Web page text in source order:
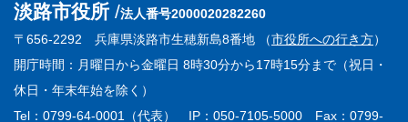
淡路市役所
法人番号2000020282260
〒656-2292 兵庫県淡路市生穂新島8番地 （市役所への行き方）
開庁時間：月曜日から金曜日 8時30分から17時15分まで（祝日・
休日・年末年始を除く）
Tel：0799-64-0001（代表） IP：050-7105-5000 Fax：0799-